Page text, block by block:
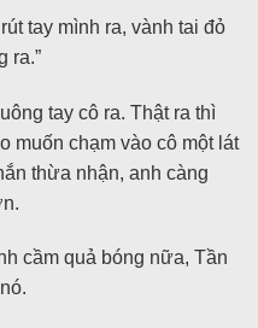
tay mình ra, vành tai đỏ
ra.”
tay cô ra. Thật ra thì
muốn chạm vào cô một lát
thừa nhận, anh càng
cầm quả bóng nữa, Tần